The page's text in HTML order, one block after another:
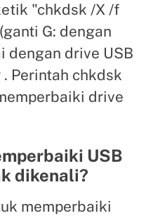
"chkdsk /X /f
G: dengan
dengan drive USB
Perintah chkdsk
drive
USB
dikenali?
memperbaiki